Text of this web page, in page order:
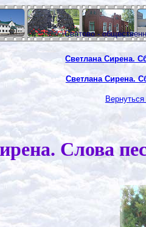
Сватово -
Светлана Сирена.
Светлана Сирена.
Слова